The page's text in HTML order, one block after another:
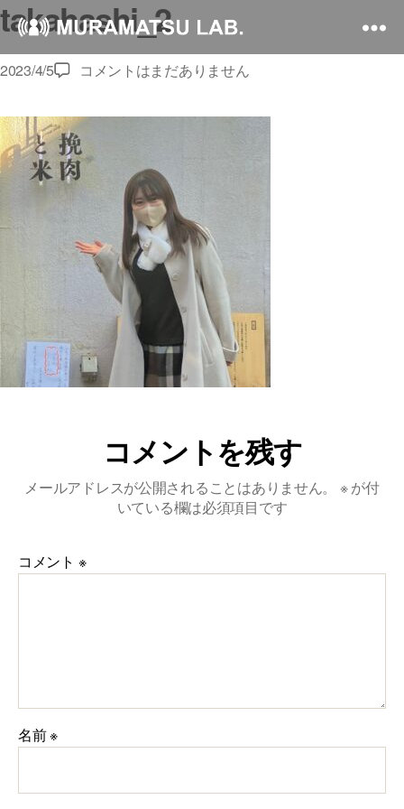
takahashi_2
2023/4/5
takahashi_2
の
コメントはまだありません
コメントを残す
メールアドレスが公開されることはありません。 ※が付
いている欄は必須項目です
コメント ※
名前※